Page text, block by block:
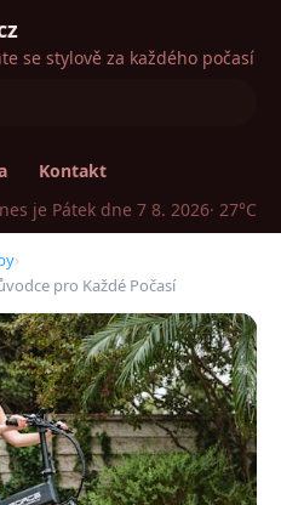
se stylově za každého počasí
Kontakt
je Pátek dne 7 8. 2026· 27°C
›
pro Každé Počasí